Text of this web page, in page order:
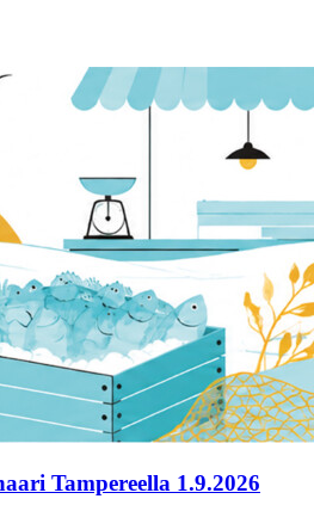
Tampereella 1.9.2026